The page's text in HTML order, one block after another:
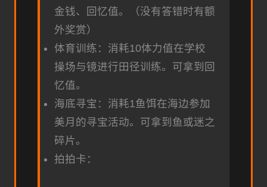
金钱、回忆值。（没有答错时有额
外奖赏）
体育训练：消耗10体力值在学校
操场与镜进行田径训练。可拿到回
忆值。
海底寻宝：消耗1鱼饵在海边参加
美月的寻宝活动。可拿到鱼或迷之
碎片。
拍拍卡：